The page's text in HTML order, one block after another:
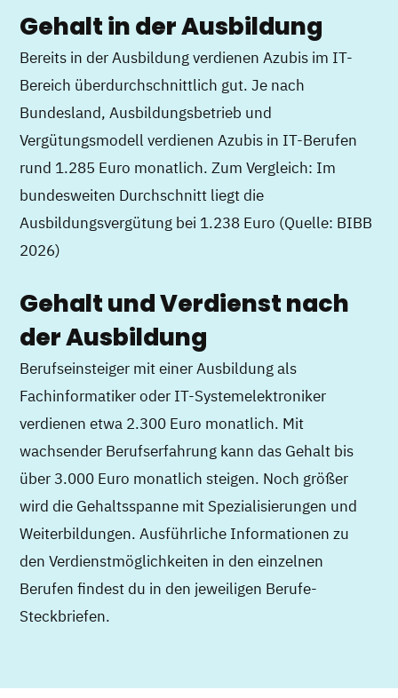
Gehalt in der Ausbildung
Bereits in der Ausbildung verdienen Azubis im IT-
Bereich überdurchschnittlich gut. Je nach
Bundesland, Ausbildungsbetrieb und
Vergütungsmodell verdienen Azubis in IT-Berufen
rund 1.285 Euro monatlich. Zum Vergleich: Im
bundesweiten Durchschnitt liegt die
Ausbildungsvergütung bei 1.238 Euro (Quelle: BIBB
2026)
Gehalt und Verdienst nach
der Ausbildung
Berufseinsteiger mit einer Ausbildung als
Fachinformatiker oder IT-Systemelektroniker
verdienen etwa 2.300 Euro monatlich. Mit
wachsender Berufserfahrung kann das Gehalt bis
über 3.000 Euro monatlich steigen. Noch größer
wird die Gehaltsspanne mit Spezialisierungen und
Weiterbildungen. Ausführliche Informationen zu
den Verdienstmöglichkeiten in den einzelnen
Berufen findest du in den jeweiligen Berufe-
Steckbriefen.